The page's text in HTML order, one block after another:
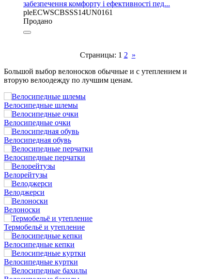
забезпечення комфорту і ефективності пед...
pleECWSCBSSS14UN0161
Продано
Страницы: 1 2 »
Большой выбор велоносков обычные и с утеплением и
вторую велоодежду по лучшим ценам.
Велосипедные шлемы
Велосипедные очки
Велосипедная обувь
Велосипедные перчатки
Велорейтузы
Велоджерси
Велоноски
Термобельё и утепление
Велосипедные кепки
Велосипедные куртки